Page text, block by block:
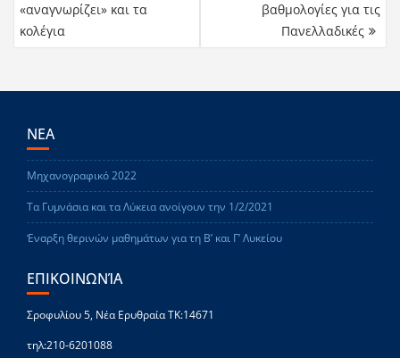
«αναγνωρίζει» και τα
κολέγια
βαθμολογίες για τις
Πανελλαδικές
ΝΕΑ
Μηχανογραφικό 2022
Τα Γυμνάσια και τα Λύκεια ανοίγουν την 1/2/2021
Έναρξη θερινών μαθημάτων για τη Β’ και Γ’ Λυκείου
ΕΠΙΚΟΙΝΩΝΊΑ
Σροφυλίου 5, Νέα Ερυθραία ΤΚ:14671
τηλ:210-6201088